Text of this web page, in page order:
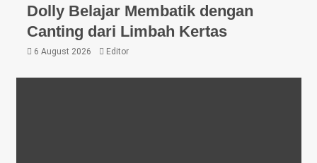
Dolly Belajar Membatik dengan
Canting dari Limbah Kertas
6 August 2026 Editor